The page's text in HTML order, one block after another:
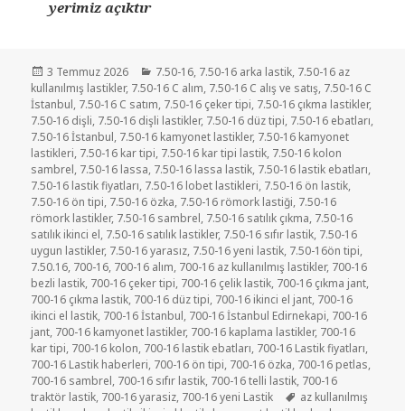
yerimiz açıktır
Yayın
tarihi
3 Temmuz 2026 Kategoriler
7.50-16, 7.50-16 arka lastik, 7.50-16 az
kullanılmış lastikler, 7.50-16 C alım, 7.50-16 C alış ve satış, 7.50-16 C
İstanbul, 7.50-16 C satım, 7.50-16 çeker tipi, 7.50-16 çıkma lastikler,
7.50-16 dişli, 7.50-16 dişli lastikler, 7.50-16 düz tipi, 7.50-16 ebatları,
7.50-16 İstanbul, 7.50-16 kamyonet lastikler, 7.50-16 kamyonet
lastikleri, 7.50-16 kar tipi, 7.50-16 kar tipi lastik, 7.50-16 kolon
sambrel, 7.50-16 lassa, 7.50-16 lassa lastik, 7.50-16 lastik ebatları,
7.50-16 lastik fiyatları, 7.50-16 lobet lastikleri, 7.50-16 ön lastik,
7.50-16 ön tipi, 7.50-16 özka, 7.50-16 römork lastiği, 7.50-16
römork lastikler, 7.50-16 sambrel, 7.50-16 satılık çıkma, 7.50-16
satılık ikinci el, 7.50-16 satılık lastikler, 7.50-16 sıfır lastik, 7.50-16
uygun lastikler, 7.50-16 yarasız, 7.50-16 yeni lastik, 7.50-16ön tipi,
7.50.16, 700-16, 700-16 alım, 700-16 az kullanılmış lastikler, 700-16
bezli lastik, 700-16 çeker tipi, 700-16 çelik lastik, 700-16 çıkma jant,
700-16 çıkma lastik, 700-16 düz tipi, 700-16 ikinci el jant, 700-16
ikinci el lastik, 700-16 İstanbul, 700-16 İstanbul Edirnekapi, 700-16
jant, 700-16 kamyonet lastikler, 700-16 kaplama lastikler, 700-16
kar tipi, 700-16 kolon, 700-16 lastik ebatları, 700-16 Lastik fiyatları,
700-16 Lastik haberleri, 700-16 ön tipi, 700-16 özka, 700-16 petlas,
700-16 sambrel, 700-16 sıfır lastik, 700-16 telli lastik, 700-16
traktör lastik, 700-16 yarasiz, 700-16 yeni Lastik Etiketler
az kullanılmış